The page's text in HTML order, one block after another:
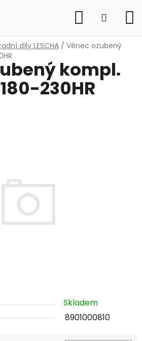
Hledat
KOŠÍK
díly LESCHA / Věnec ozubený
Skladem
8901000810
kompl.
230HR